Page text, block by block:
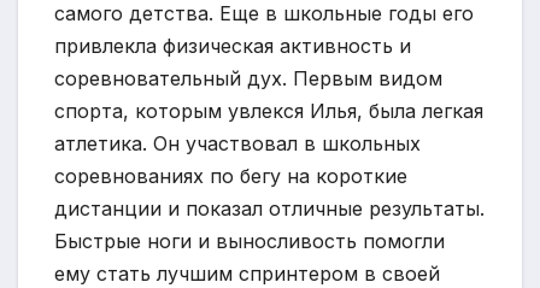
самого детства. Еще в школьные годы его
привлекла физическая активность и
соревновательный дух. Первым видом
спорта, которым увлекся Илья, была легкая
атлетика. Он участвовал в школьных
соревнованиях по бегу на короткие
дистанции и показал отличные результаты.
Быстрые ноги и выносливость помогли
ему стать лучшим спринтером в своей